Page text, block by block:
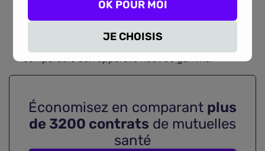
modèles existants.
L'IA permet de compenser la puissance réduite de
comparable aux appareils haut de gamme.
Économisez en comparant plus
de 3200 contrats de mutuelles
santé
JE CHOISIS
OK POUR MOI